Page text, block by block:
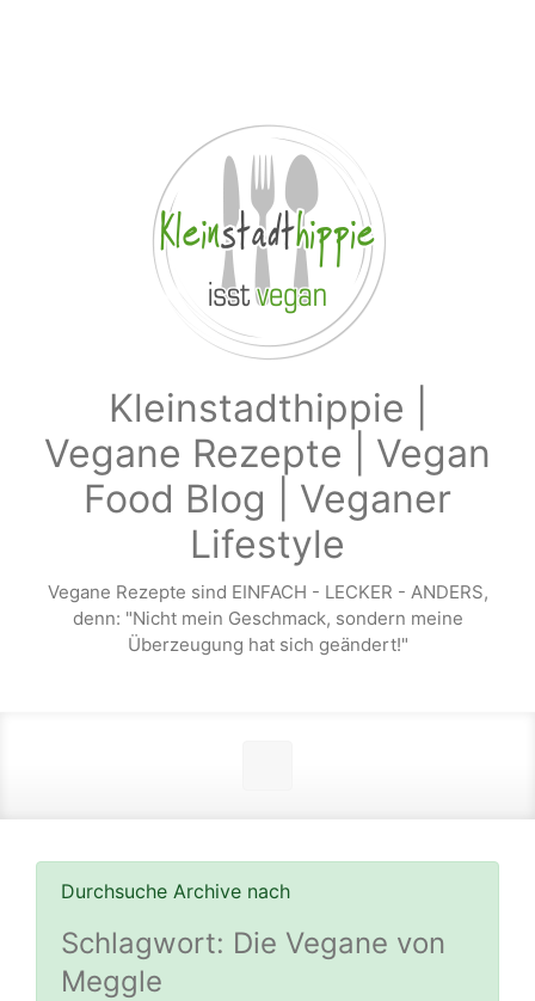
Kleinstadthippie |
Vegane Rezepte | Vegan
Food Blog | Veganer
Lifestyle
Vegane Rezepte sind EINFACH - LECKER - ANDERS,
denn: "Nicht mein Geschmack, sondern meine
Überzeugung hat sich geändert!"
Durchsuche Archive nach
Schlagwort: Die Vegane von
Meggle